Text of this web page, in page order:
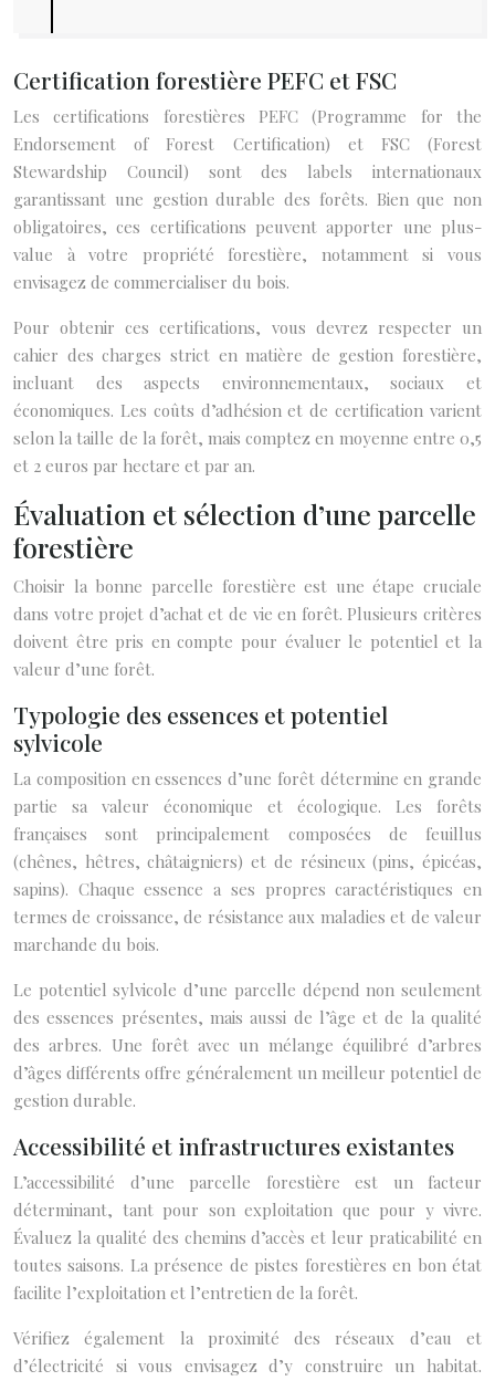
Certification forestière PEFC et FSC
Les certifications forestières PEFC (Programme for the
Endorsement of Forest Certification) et FSC (Forest
Stewardship Council) sont des labels internationaux
garantissant une gestion durable des forêts. Bien que non
obligatoires, ces certifications peuvent apporter une plus-
value à votre propriété forestière, notamment si vous
envisagez de commercialiser du bois.
Pour obtenir ces certifications, vous devrez respecter un
cahier des charges strict en matière de gestion forestière,
incluant des aspects environnementaux, sociaux et
économiques. Les coûts d’adhésion et de certification varient
selon la taille de la forêt, mais comptez en moyenne entre 0,5
et 2 euros par hectare et par an.
Évaluation et sélection d’une parcelle
forestière
Choisir la bonne parcelle forestière est une étape cruciale
dans votre projet d’achat et de vie en forêt. Plusieurs critères
doivent être pris en compte pour évaluer le potentiel et la
valeur d’une forêt.
Typologie des essences et potentiel
sylvicole
La composition en essences d’une forêt détermine en grande
partie sa valeur économique et écologique. Les forêts
françaises sont principalement composées de feuillus
(chênes, hêtres, châtaigniers) et de résineux (pins, épicéas,
sapins). Chaque essence a ses propres caractéristiques en
termes de croissance, de résistance aux maladies et de valeur
marchande du bois.
Le potentiel sylvicole d’une parcelle dépend non seulement
des essences présentes, mais aussi de l’âge et de la qualité
des arbres. Une forêt avec un mélange équilibré d’arbres
d’âges différents offre généralement un meilleur potentiel de
gestion durable.
Accessibilité et infrastructures existantes
L’accessibilité d’une parcelle forestière est un facteur
déterminant, tant pour son exploitation que pour y vivre.
Évaluez la qualité des chemins d’accès et leur praticabilité en
toutes saisons. La présence de pistes forestières en bon état
facilite l’exploitation et l’entretien de la forêt.
Vérifiez également la proximité des réseaux d’eau et
d’électricité si vous envisagez d’y construire un habitat.